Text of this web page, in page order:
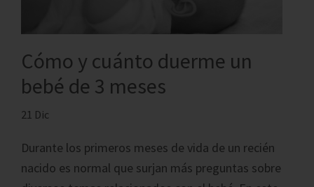
Cómo y cuánto duerme un
bebé de 3 meses
21 Dic
Durante los primeros meses de vida de un recién
nacido es normal que surjan más preguntas sobre